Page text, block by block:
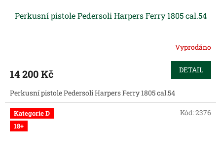
Perkusní pistole Pedersoli Harpers Ferry 1805 cal.54
Vyprodáno
14 200 Kč DETAIL
Perkusní pistole Pedersoli Harpers Ferry 1805 cal.54
Kategorie D
18+
Kód:2376